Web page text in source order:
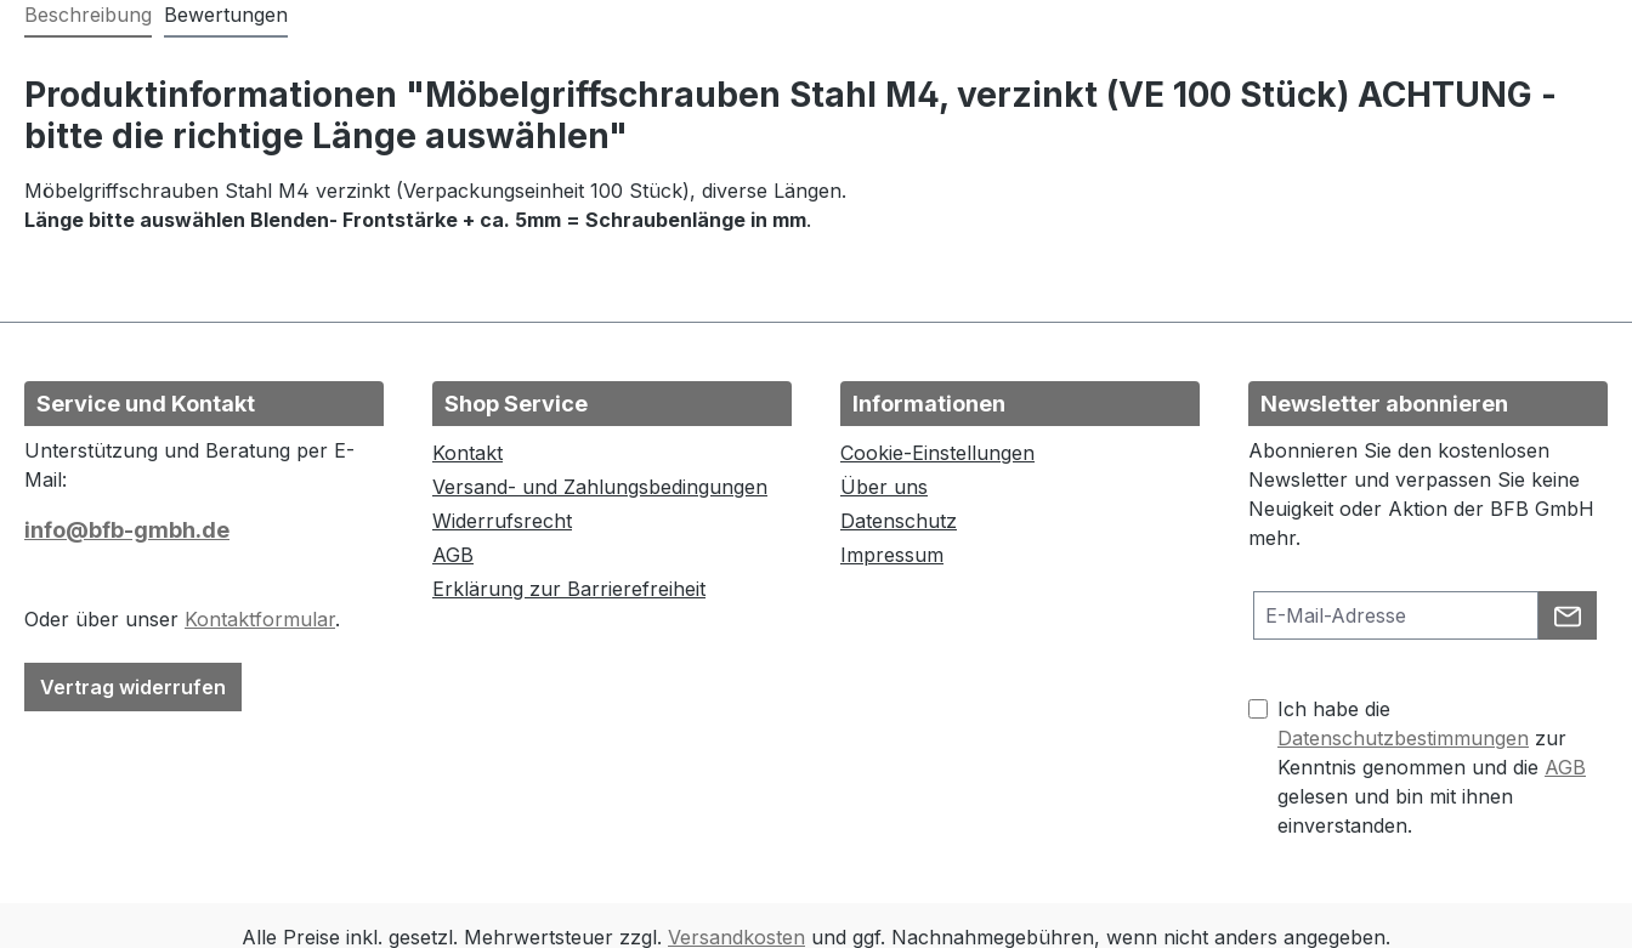
Beschreibung Bewertungen
Produktinformationen "Möbelgriffschrauben Stahl M4, verzinkt (VE 100 Stück) ACHTUNG -
bitte die richtige Länge auswählen"
Möbelgriffschrauben Stahl M4 verzinkt (Verpackungseinheit 100 Stück), diverse Längen.
Länge bitte auswählen Blenden- Frontstärke + ca. 5mm = Schraubenlänge in mm.
Service und Kontakt
Unterstützung und Beratung per E-
Mail:
info@bfb-gmbh.de
Oder über unser Kontaktformular.
Vertrag widerrufen
Shop Service
Kontakt
Versand- und Zahlungsbedingungen
Widerrufsrecht
AGB
Erklärung zur Barrierefreiheit
Informationen
Cookie-Einstellungen
Über uns
Datenschutz
Impressum
Newsletter abonnieren
Abonnieren Sie den kostenlosen
Newsletter und verpassen Sie keine
Neuigkeit oder Aktion der BFB GmbH
mehr.
Ich habe die
Datenschutzbestimmungen zur
Kenntnis genommen und die AGB
gelesen und bin mit ihnen
einverstanden.
Alle Preise inkl. gesetzl. Mehrwertsteuer zzgl. Versandkosten und ggf. Nachnahmegebühren, wenn nicht anders angegeben.